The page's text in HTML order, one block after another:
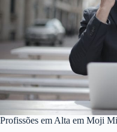
Profissões em Alta em Moji